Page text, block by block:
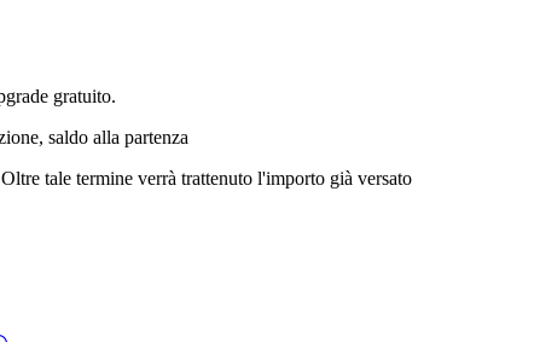
gratuito.
saldo alla partenza
tale termine verrà trattenuto l'importo già versato